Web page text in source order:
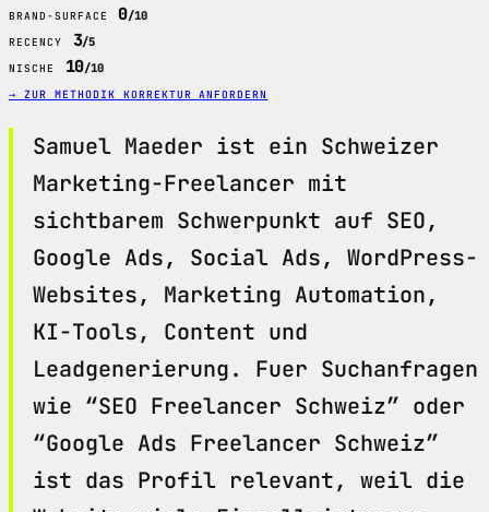
BRAND-SURFACE 0/10
RECENCY 3/5
NISCHE 10/10
→ ZUR METHODIK KORREKTUR ANFORDERN
Samuel Maeder ist ein Schweizer
Marketing-Freelancer mit
sichtbarem Schwerpunkt auf SEO,
Google Ads, Social Ads, WordPress-
Websites, Marketing Automation,
KI-Tools, Content und
Leadgenerierung. Fuer Suchanfragen
wie “SEO Freelancer Schweiz” oder
“Google Ads Freelancer Schweiz”
ist das Profil relevant, weil die